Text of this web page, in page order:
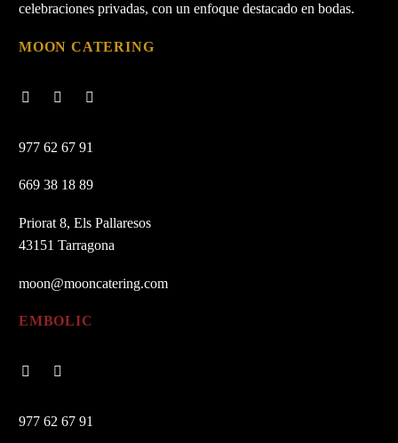
celebraciones privadas, con un enfoque destacado en bodas.
MOON CATERING
977 62 67 91
669 38 18 89
Priorat 8, Els Pallaresos
43151 Tarragona
moon@mooncatering.com
EMBOLIC
977 62 67 91